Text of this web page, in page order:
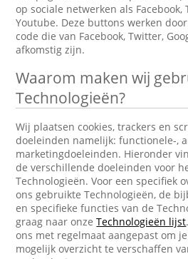
op sociale netwerken als Facebook,
Youtube. Deze buttons werken
code die van Facebook, Twitter,
afkomstig zijn.
Waarom maken wij
Technologieën?
Wij plaatsen cookies, trackers en
doeleinden namelijk: functionele-,
marketingdoeleinden. Hieronder
de verschillende doeleinden voor
Technologieën. Voor een specifiek
ons gebruikte Technologieën, de
en specifieke functies van de
graag naar onzeTechnologieën lijst
ons met regelmaat aangepast om
mogelijk overzicht te verschaffen